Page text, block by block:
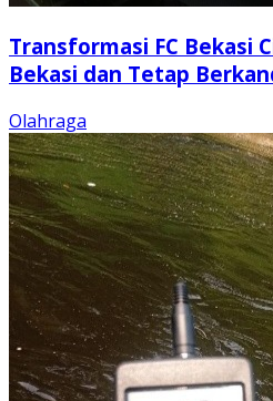
Transformasi FC Bekasi
Bekasi dan Tetap
Olahraga